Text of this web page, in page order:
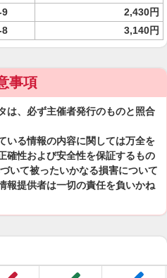
9
2,430円
8
3,140円
事項
は、必ず主催者発行のものと照合
いる情報の内容に関しては万全を
確性および安全性を保証するもの
いて被ったいかなる損害について
報提供者は一切の責任を負いかね